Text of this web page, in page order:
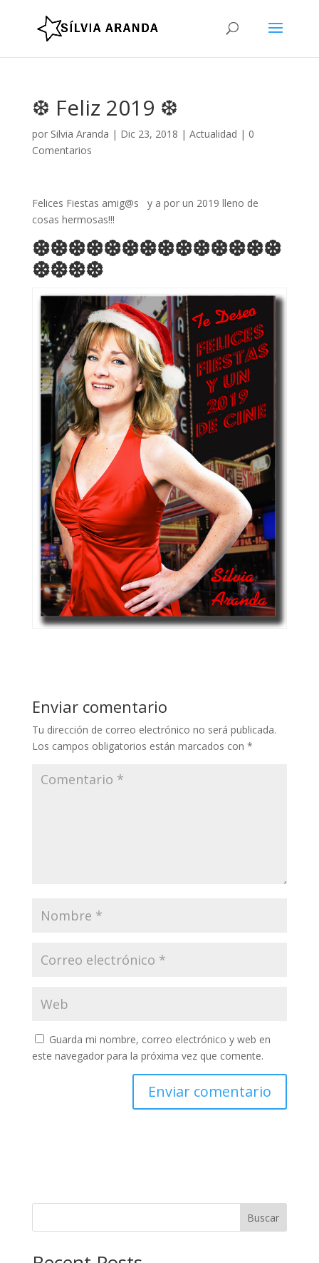
❆ Feliz 2019 ❆
por Silvia Aranda | Dic 23, 2018 | Actualidad | 0
Comentarios
Felices Fiestas amig@s y a por un 2019 lleno de
cosas hermosas!!!
❆❆❆❆❆❆❆❆❆❆❆❆❆❆
❆❆❆❆
Enviar comentario
Tu dirección de correo electrónico no será publicada.
Los campos obligatorios están marcados con *
Guarda mi nombre, correo electrónico y web en
este navegador para la próxima vez que comente.
Buscar